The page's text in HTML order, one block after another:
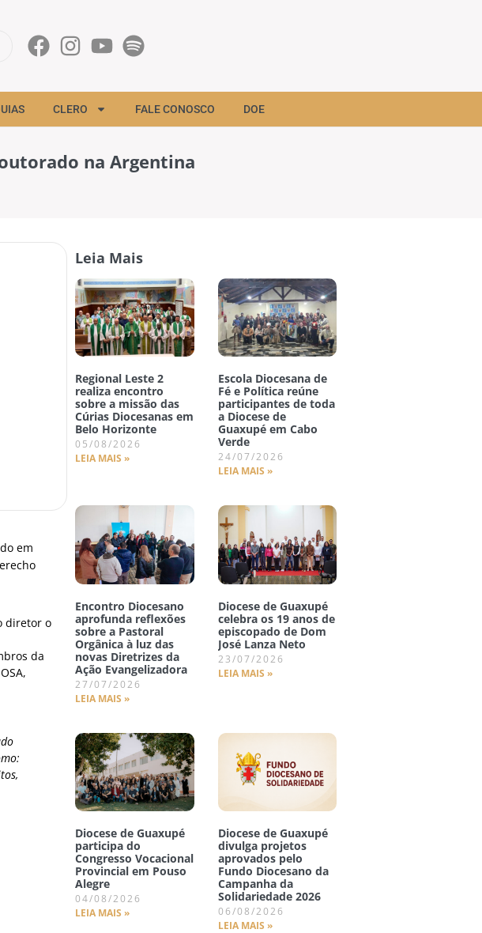
CLERO FALE CONOSCO DOE
na Argentina
em
diretor o
da
Leia Mais
Regional Leste 2
realiza encontro
sobre a missão das
Cúrias Diocesanas em
Belo Horizonte
05/08/2026
LEIA MAIS »
Escola Diocesana de
Fé e Política reúne
participantes de toda
a Diocese de
Guaxupé em Cabo
Verde
24/07/2026
LEIA MAIS »
Encontro Diocesano
aprofunda reflexões
sobre a Pastoral
Orgânica à luz das
novas Diretrizes da
Ação Evangelizadora
27/07/2026
LEIA MAIS »
Diocese de Guaxupé
celebra os 19 anos de
episcopado de Dom
José Lanza Neto
23/07/2026
LEIA MAIS »
Diocese de Guaxupé
participa do
Congresso Vocacional
Provincial em Pouso
Alegre
04/08/2026
LEIA MAIS »
Diocese de Guaxupé
divulga projetos
aprovados pelo
Fundo Diocesano da
Campanha da
Solidariedade 2026
06/08/2026
LEIA MAIS »